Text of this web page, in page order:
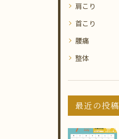
肩こり
首こり
腰痛
整体
最近の投稿